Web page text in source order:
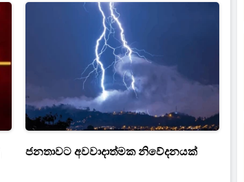
ජනතාවට අවවාදාත්මක නිවේදනයක්